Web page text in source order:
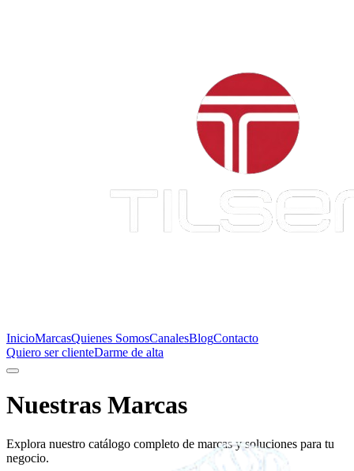
InicioMarcasQuienes SomosCanalesBlogContacto
Quiero ser clienteDarme de alta
Nuestras Marcas
Explora nuestro catálogo completo de marcas y soluciones para tu
negocio.